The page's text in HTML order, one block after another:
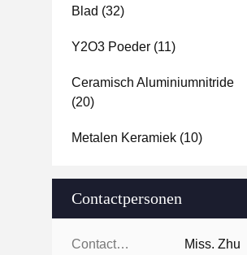
Blad (32)
Y2O3 Poeder (11)
Ceramisch Aluminiumnitride
(20)
Metalen Keramiek (10)
Contactpersonen
Contactpersonen: Miss. Zhu